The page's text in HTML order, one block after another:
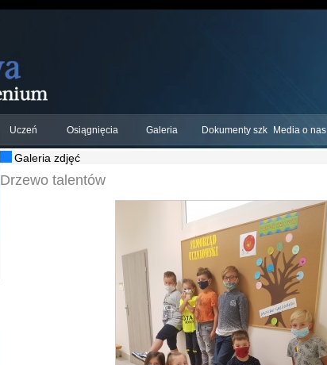
Uczeń Osiągnięcia Galeria Dokumenty szkolneMedia o nas
Galeria zdjęć
Drzewo talentów